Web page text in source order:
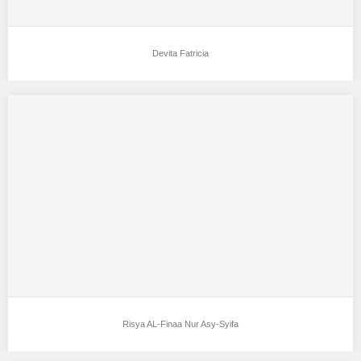
Devita Fatricia
Risya AL-Finaa Nur Asy-Syifa